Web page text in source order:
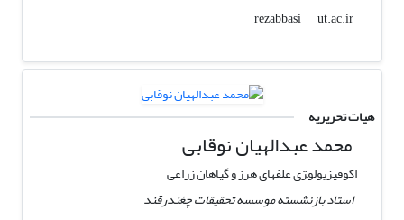
rezabbasi
ut.ac.ir
هیات تحریریه
محمد عبدالهیان نوقابی
اکوفیزیولو‍ژی علفهای هرز و گیاهان زراعی
استاد بازنشسته موسسه تحقیقات چغندرقند